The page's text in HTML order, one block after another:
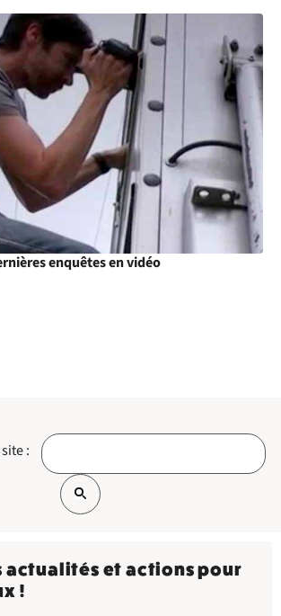
enquêtes en vidéo
:
actualités et actions pour
!